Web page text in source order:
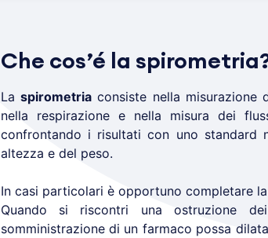
Che cos’é la
La spirometriaconsiste nella misurazione
nella respirazione e nella misura dei
confrontando i risultati con uno standard
altezza e del peso.
In casi particolari è opportuno completare la
Quando si riscontri una ostruzione
somministrazione di un farmaco possa